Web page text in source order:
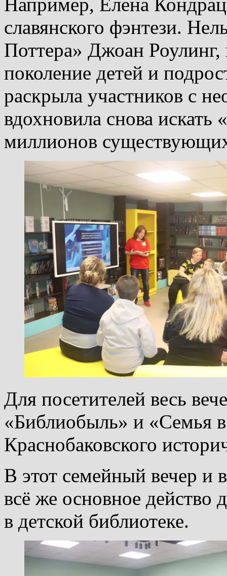
славянского фэнтези.
Поттера» Джоан
поколение детей и
раскрыла участников с
вдохновила снова искать
миллионов
Для посетителей весь
«Библиобыль» и «Семья в
Краснобаковского
В этот семейный вечер и
всё же основное действо
в детской библиотеке.